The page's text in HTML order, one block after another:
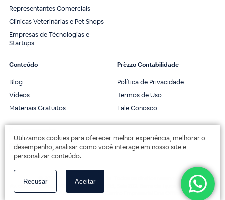
Utilizamos cookies para oferecer melhor experiência, melhorar o
desempenho, analisar como você interage em nosso site e
personalizar conteúdo.
Recusar Aceitar
Representantes Comerciais
Clínicas Veterinárias e Pet Shops
Empresas de Técnologias e
Startups
Conteúdo
Blog
Vídeos
Materiais Gratuitos
Prèzzo Contabilidade
Política de Privacidade
Termos de Uso
Fale Conosco
© 2020 Prèzzo Contabilidade. Todos os direitos reservados.
Av. das Américas, 3443, 2º andar, Bloco 3B, Sala 202. Barra da Tijuca, Rio de Janeiro.
Av. das Américas, 18000 - Centro Empresarial One Offices.